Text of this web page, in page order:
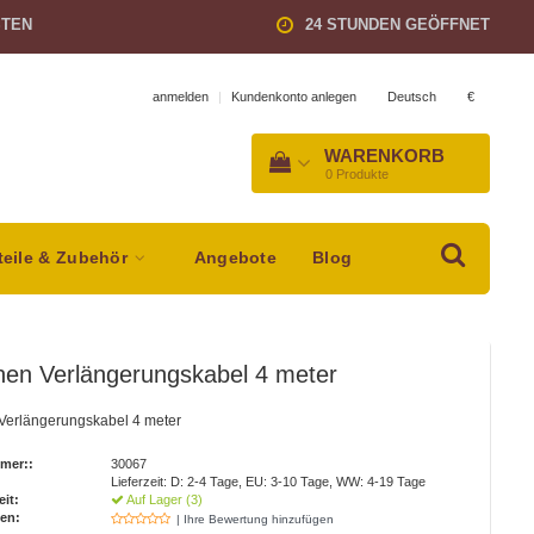
24 STUNDEN GEÖFFNET
anmelden | Kundenkonto anlegen Deutsch €
WARENKORB
0 Produkte
& Zubehör Angebote Blog
Verlängerungskabel 4 meter
4 meter
30067
Lieferzeit: D: 2-4 Tage, EU: 3-10 Tage, WW: 4-19 Tage
Auf Lager (3)
| Ihre Bewertung hinzufügen